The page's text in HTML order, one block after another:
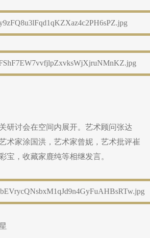
研讨会在空间内展开。艺术顾问张达
术家涂国洪，艺术家曾妮，艺术批评崔
宝，收藏家鹿纯等相继发言。